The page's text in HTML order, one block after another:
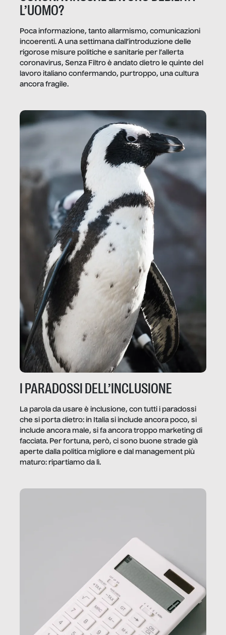
L’UOMO?
Poca informazione, tanto allarmismo, comunicazioni
incoerenti. A una settimana dall’introduzione delle
rigorose misure politiche e sanitarie per l’allerta
coronavirus, Senza Filtro è andato dietro le quinte del
lavoro italiano confermando, purtroppo, una cultura
ancora fragile.
I PARADOSSI DELL’INCLUSIONE
La parola da usare è inclusione, con tutti i paradossi
che si porta dietro: in Italia si include ancora poco, si
include ancora male, si fa ancora troppo marketing di
facciata. Per fortuna, però, ci sono buone strade già
aperte dalla politica migliore e dal management più
maturo: ripartiamo da lì.